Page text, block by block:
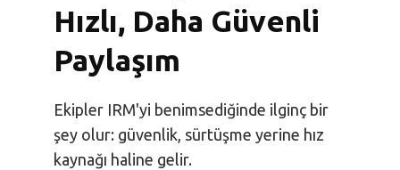
Hızlı, Daha Güvenli
Paylaşım
Ekipler IRM'yi benimsediğinde ilginç bir
şey olur: güvenlik, sürtüşme yerine hız
kaynağı haline gelir.